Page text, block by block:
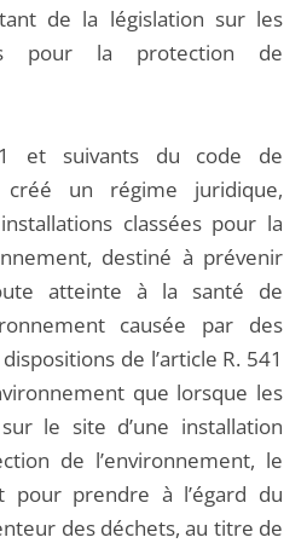
de la législation sur les
pour la protection de
et suivants du code de
créé un régime juridique,
classées pour la
destiné à prévenir
atteinte à la santé de
causée par des
de l’article R. 541
que lorsque les
le site d’une installation
de l’environnement, le
pour prendre à l’égard du
des déchets, au titre de